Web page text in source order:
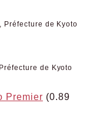
Préfecture de Kyoto
de Kyoto
Premier (0.89